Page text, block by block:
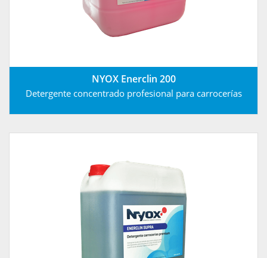
NYOX Enerclin 200
Detergente concentrado profesional para carrocerías